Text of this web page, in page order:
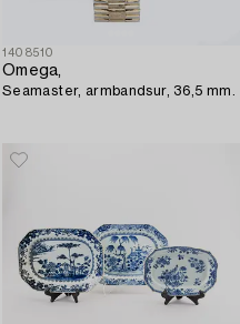
1408510
Omega,
Seamaster, armbandsur, 36,5 mm.